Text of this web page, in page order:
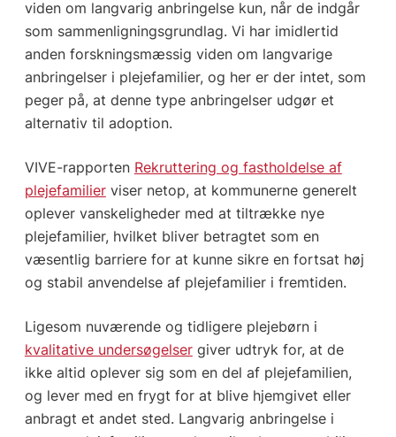
viden om langvarig anbringelse kun, når de indgår
som sammenligningsgrundlag. Vi har imidlertid
anden forskningsmæssig viden om langvarige
anbringelser i plejefamilier, og her er der intet, som
peger på, at denne type anbringelser udgør et
alternativ til adoption.
VIVE-rapporten Rekruttering og fastholdelse af
plejefamilierviser netop, at kommunerne generelt
oplever vanskeligheder med at tiltrække nye
plejefamilier, hvilket bliver betragtet som en
væsentlig barriere for at kunne sikre en fortsat høj
og stabil anvendelse af plejefamilier i fremtiden.
Ligesom nuværende og tidligere plejebørn i
kvalitative undersøgelsergiver udtryk for, at de
ikke altid oplever sig som en del af plejefamilien,
og lever med en frygt for at blive hjemgivet eller
anbragt et andet sted. Langvarig anbringelse i